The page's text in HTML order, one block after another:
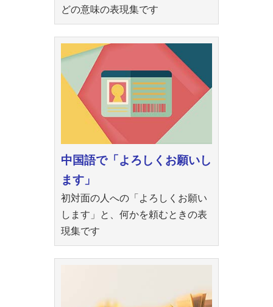
どの意味の表現集です
中国語で「よろしくお願いし
ます」
初対面の人への「よろしくお願い
します」と、何かを頼むときの表
現集です